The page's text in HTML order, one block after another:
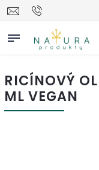
RICÍNOVÝ
ML VEGAN